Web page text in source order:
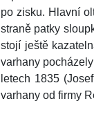
po zisku. Hlavní
straně patky
stojí ještě
varhany
letech 1835
varhany od firmy